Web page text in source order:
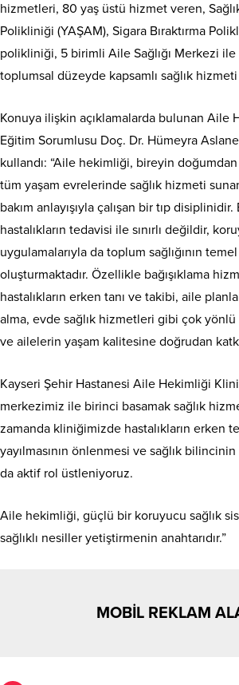
hizmetleri, 80 yaş üstü hizmet veren,
Polikliniği (YAŞAM), Sigara Bıraktırma
polikliniği, 5 birimli Aile Sağlığı Merkezi
toplumsal düzeyde kapsamlı sağlık
Konuya ilişkin açıklamalarda bulunan Aile
Eğitim Sorumlusu Doç. Dr. Hümeyra
kullandı: “Aile hekimliği, bireyin
tüm yaşam evrelerinde sağlık hizmeti
bakım anlayışıyla çalışan bir tıp
hastalıkların tedavisi ile sınırlı değildir,
uygulamalarıyla da toplum sağlığının
oluşturmaktadır. Özellikle bağışıklama
hastalıkların erken tanı ve takibi, aile
alma, evde sağlık hizmetleri gibi çok
ve ailelerin yaşam kalitesine doğrudan
Kayseri Şehir Hastanesi Aile Hekimliği
merkezimiz ile birinci basamak sağlık
zamanda kliniğimizde hastalıkların erken
yayılmasının önlenmesi ve sağlık bilincinin
da aktif rol üstleniyoruz.
Aile hekimliği, güçlü bir koruyucu sağlık
sağlıklı nesiller yetiştirmenin anahtarıdır.”
MOBİL REKLAM